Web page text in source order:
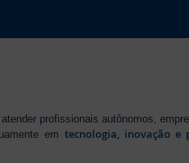
profissionais autônomos,
em tecnologia, inovação e